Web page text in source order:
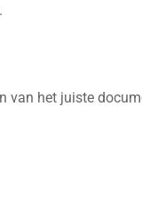
van het juiste